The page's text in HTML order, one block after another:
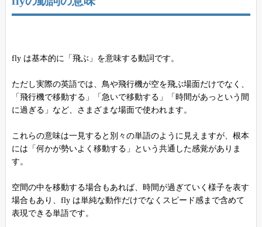
fly は基本的に「飛ぶ」を意味する動詞です。
ただし実際の英語では、鳥や飛行機が空を飛ぶ場面だけでなく、
「飛行機で移動する」「急いで移動する」「時間があっという間
に過ぎる」など、さまざまな場面で使われます。
これらの意味は一見すると別々の単語のように見えますが、根本
には「何かが勢いよく移動する」という共通した感覚がありま
す。
空間の中を移動する場合もあれば、時間が過ぎていく様子を表す
場合もあり、fly は単純な動作だけでなくスピード感まで含めて
表現できる単語です。